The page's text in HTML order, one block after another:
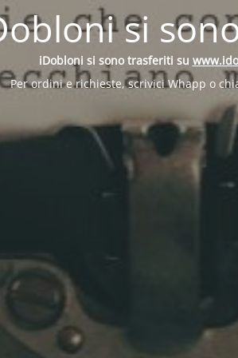
si
iDobloni si sono trasferiti su
Per ordini e richieste, scrivici Whapp o